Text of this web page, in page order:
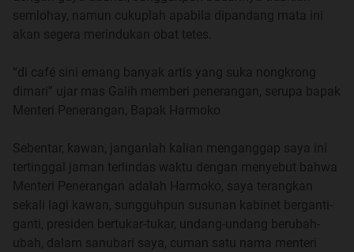
menjahit baju, sudah beli kain untuk bahan, tambah beli
poring, kancing, resleting, sudah itu harus bayar
Mengandalkan angkutan kota itulah kami sekeluarga
mencoba hidup dan bertahan di Bogor. Hanya saja
Tuhan nampaknya hidupnya belum cukup dikatakan
sebagai hidup. Berulang kali kami harus ditipu oleh supir
sewaan yang menyewa mobil kami, ayah bukan orang
yang tegas, beliau lebih memilih pasrah dari pada harus
berdebat dengan supir. Maka senanglah hidup kami ditipu
terus dan selalu.
semlohay, namun cukuplah apabila dipandang mata ini
akan segera merindukan obat tetes.
“di café sini emang banyak artis yang suka nongkrong
dimari” ujar mas Galih memberi penerangan, serupa bapak
Menteri Penerangan, Bapak Harmoko
Sebentar, kawan, janganlah kalian menganggap saya ini
tertinggal jaman terlindas waktu dengan menyebut bahwa
Menteri Penerangan adalah Harmoko, saya terangkan
sekali lagi kawan, sungguhpun susunan kabinet berganti-
ganti, presiden bertukar-tukar, undang-undang berubah-
ubah, dalam sanubari saya, cuman satu nama menteri